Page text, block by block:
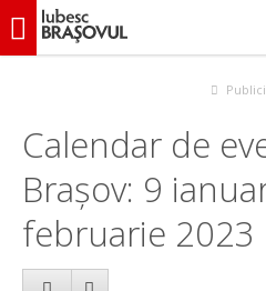
iubescbraşovul.ro
Calendar de
Brașov: 9
februarie 2023